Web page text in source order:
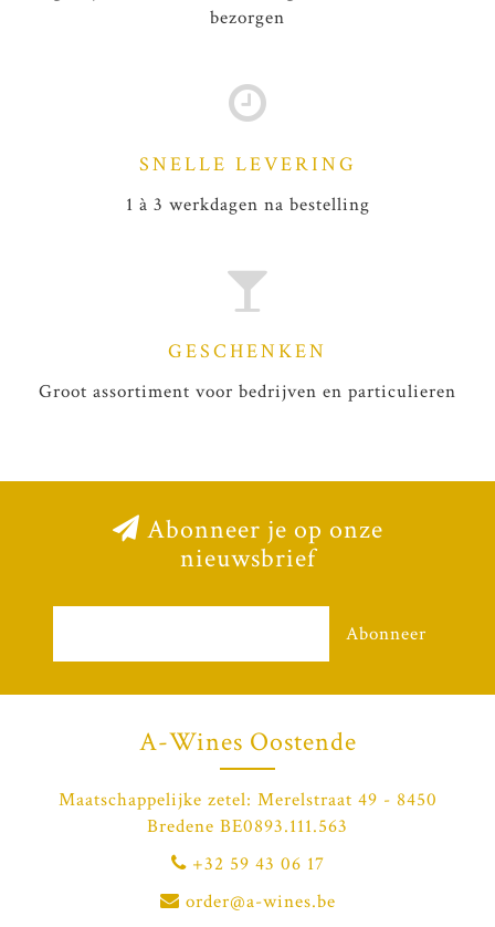
bezorgen
SNELLE LEVERING
1 à 3 werkdagen na bestelling
GESCHENKEN
Groot assortiment voor bedrijven en particulieren
Abonneer je op onze
nieuwsbrief
Abonneer
A-Wines Oostende
Maatschappelijke zetel: Merelstraat 49 - 8450
Bredene BE0893.111.563
+32 59 43 06 17
order@a-wines.be